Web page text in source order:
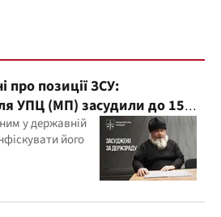
про позиції ЗСУ:
УПЦ (МП) засудили до 15
у державній
його